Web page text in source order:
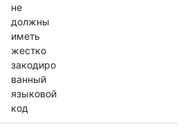
не
должны
иметь
жестко
закодиро
ванный
языковой
код